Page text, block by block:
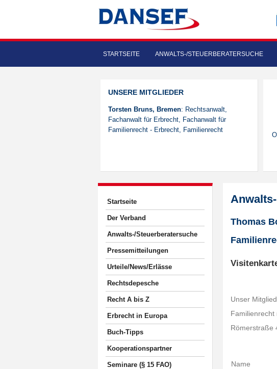
STARTSEITE ANWALTS-/STEUERBERATERSUCHE
UNSERE MITGLIEDER
Torsten Bruns, Bremen: Rechtsanwalt,
Fachanwalt für Erbrecht, Fachanwalt für
Familienrecht - Erbrecht, Familienrecht
Startseite
Der Verband
Anwalts-/Steuerberatersuche
Pressemitteilungen
Urteile/News/Erlässe
Rechtsdepesche
Recht A bis Z
Erbrecht in Europa
Buch-Tipps
Kooperationspartner
Seminare (§ 15 FAO)
Thomas
Unser
Familienrecht
Römerstraße
Name